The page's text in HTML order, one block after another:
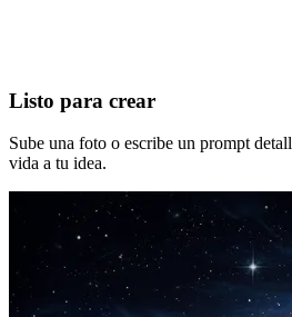
Listo para crear
Sube una foto o escribe un prompt
vida a tu idea.